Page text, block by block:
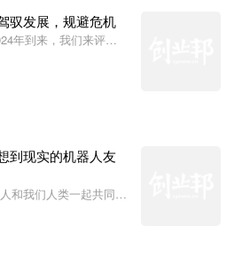
驭发展，规避危机
年到来，我们来评选
到现实的机器人友
和我们人类一起共同工